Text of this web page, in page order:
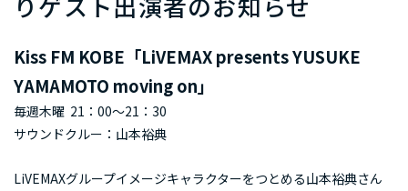
Kiss FM KOBE「LiVEMAX presents YUSUKE
YAMAMOTO moving on」
毎週木曜 21：00～21：30
サウンドクルー：山本裕典
LiVEMAXグループイメージキャラクターをつとめる山本裕典さん